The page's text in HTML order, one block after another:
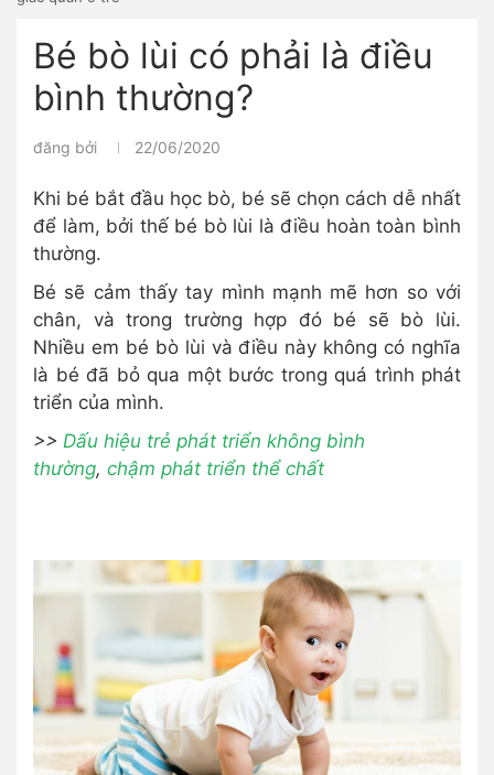
Bé bò lùi có phải là điều
bình thường?
đăng bởi 22/06/2020
Khi bé bắt đầu học bò, bé sẽ chọn cách dễ nhất
để làm, bởi thế bé bò lùi là điều hoàn toàn bình
thường.
Bé sẽ cảm thấy tay mình mạnh mẽ hơn so với
chân, và trong trường hợp đó bé sẽ bò lùi.
Nhiều em bé bò lùi và điều này không có nghĩa
là bé đã bỏ qua một bước trong quá trình phát
triển của mình.
>> Dấu hiệu trẻ phát triển không bình
thường, chậm phát triển thể chất